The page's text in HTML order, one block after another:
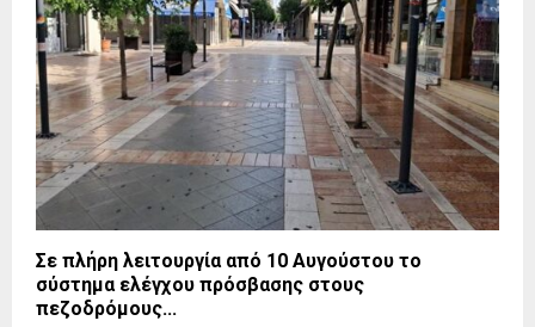
Σε πλήρη λειτουργία από 10 Αυγούστου το
σύστημα ελέγχου πρόσβασης στους
πεζοδρόμους...